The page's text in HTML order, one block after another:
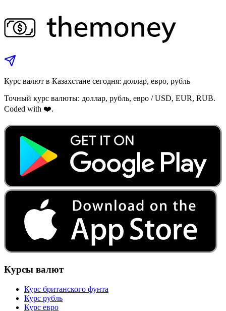
Курс валют в Казахстане сегодня: доллар, евро, рубль
Точный курс валюты: доллар, рубль, евро / USD, EUR, RUB.
Coded with ❤️.
Курсы валют
Курс британского фунта
Курс рубль
Курс евро